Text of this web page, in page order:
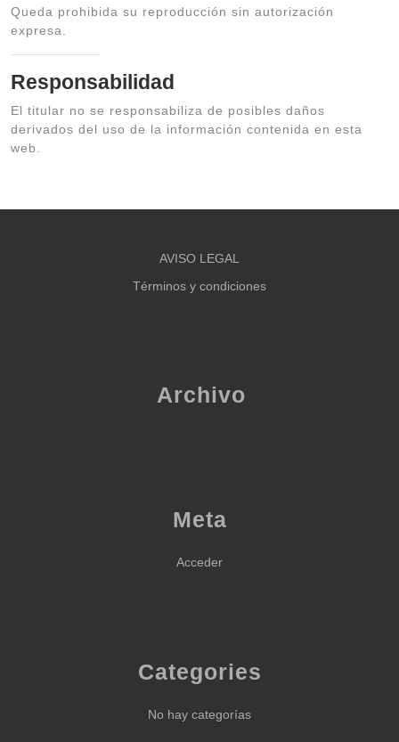
Queda prohibida su reproducción sin autorización
expresa.
Responsabilidad
El titular no se responsabiliza de posibles daños
derivados del uso de la información contenida en esta
web.
AVISO LEGAL
Términos y condiciones
Archivo
Meta
Acceder
Categories
No hay categorías